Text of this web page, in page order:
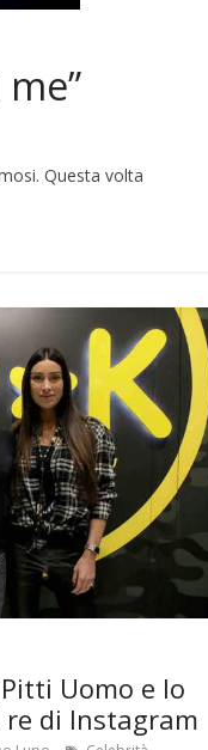
Questa volta
Uomo e lo
di Instagram